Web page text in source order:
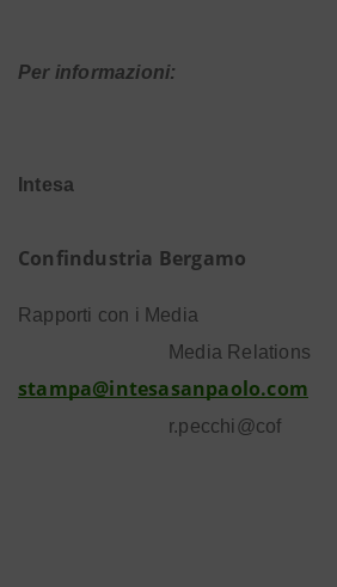
Per informazioni:
Intesa
Confindustria Bergamo
Rapporti con i Media
Media Relations
stampa@intesasanpaolo.com
r.pecchi@cof